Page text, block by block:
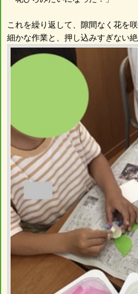
これを繰り返して、隙間なく花を咲
細かな作業と、押し込みすぎない